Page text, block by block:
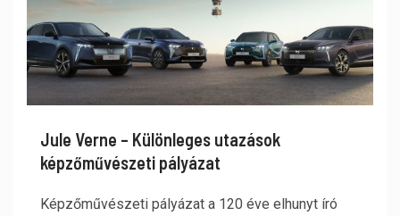
Jule Verne – Különleges utazások
képzőművészeti pályázat
Képzőművészeti pályázat a 120 éve elhunyt író